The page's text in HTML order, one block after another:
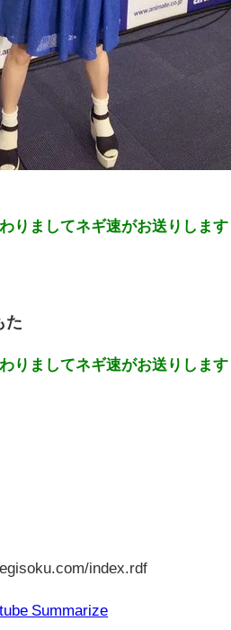
りましてネギ速がお送りします
た
りましてネギ速がお送りします
index.rdf
Summarize